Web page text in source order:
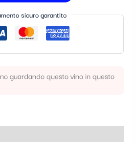
sicuro garantito
guardando questo vino in questo